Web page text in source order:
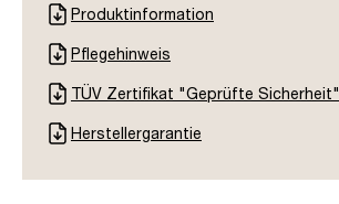
Produktinformation
Pflegehinweis
TÜV Zertifikat "Geprüfte Sicherheit"
Herstellergarantie